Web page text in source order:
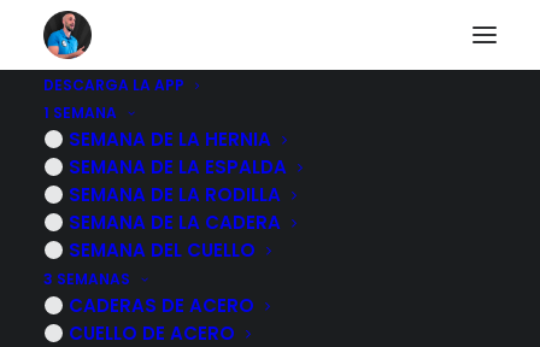
DESCARGA LA APP
1 SEMANA
SEMANA DE LA HERNIA
SEMANA DE LA ESPALDA
SEMANA DE LA RODILLA
SEMANA DE LA CADERA
SEMANA DEL CUELLO
3 SEMANAS
CADERAS DE ACERO
CUELLO DE ACERO
5 EJERCICIOS para
HERNIA DISCAL si
tienes dolor
moderado